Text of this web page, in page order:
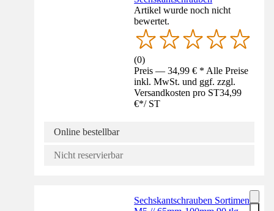
Artikel wurde noch nicht
bewertet.
(0)
Preis — 34,99 € * Alle Preise
inkl. MwSt. und ggf. zzgl.
Versandkosten pro ST34,99
€*/ ST
Online bestellbar
Nicht reservierbar
Sechskantschrauben Sortiment